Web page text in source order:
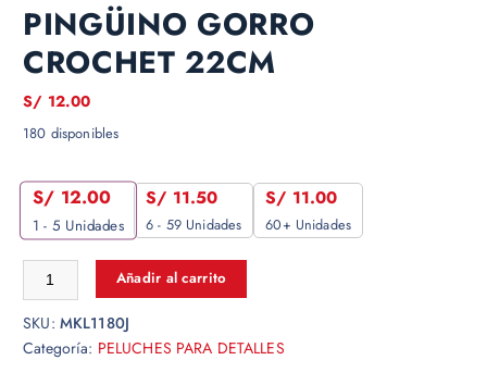
PINGÜINO GORRO
CROCHET 22CM
S/ 12.00
180 disponibles
S/ 12.00
1 - 5 Unidades
S/ 11.50
6 - 59 Unidades
S/ 11.00
60+ Unidades
Añadir al carrito
SKU: MKL1180J
Categoría: PELUCHES PARA DETALLES